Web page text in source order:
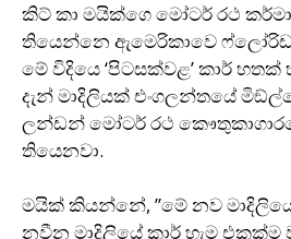
කිට් කා මයික්ගෙ මෝටර් රථ
තියෙන්නෙ ඇමෙරිකාවෙ
මේ විදියෙ ‘පිටසක්වළ’ කාර් හතක්
දැන් මාදිලියක් එංගලන්තයේ
ලන්ඩන් මෝටර් රථ
තියෙනවා.
මයික් කියන්නේ, ”මේ නව
නවීන මාදිලියේ කාර් හැම එකක්ම